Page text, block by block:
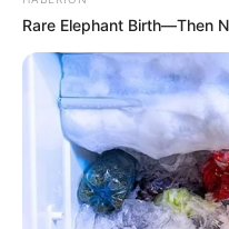
Rare Elephant Birth—Then